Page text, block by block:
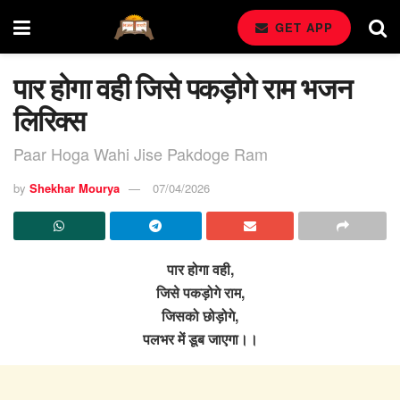
GET APP
पार होगा वही जिसे पकड़ोगे राम भजन
लिरिक्स
Paar Hoga Wahi Jise Pakdoge Ram
by Shekhar Mourya 07/04/2026
पार होगा वही,
जिसे पकड़ोगे राम,
जिसको छोड़ोगे,
पलभर में डूब जाएगा।।